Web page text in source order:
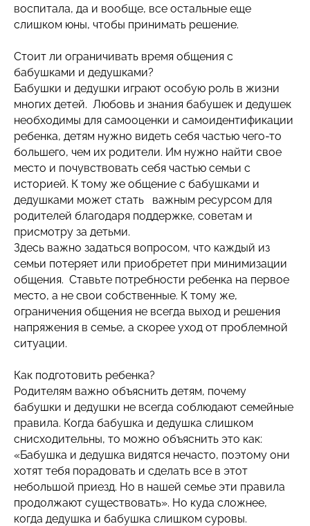
воспитала, да и вообще, все остальные еще
слишком юны, чтобы принимать решение.
Стоит ли ограничивать время общения с
бабушками и дедушками?
Бабушки и дедушки играют особую роль в жизни
многих детей. Любовь и знания бабушек и дедушек
необходимы для самооценки и самоидентификации
ребенка, детям нужно видеть себя частью чего-то
большего, чем их родители. Им нужно найти свое
место и почувствовать себя частью семьи с
историей. К тому же общение с бабушками и
дедушками может стать важным ресурсом для
родителей благодаря поддержке, советам и
присмотру за детьми.
Здесь важно задаться вопросом, что каждый из
семьи потеряет или приобретет при минимизации
общения. Ставьте потребности ребенка на первое
место, а не свои собственные. К тому же,
ограничения общения не всегда выход и решения
напряжения в семье, а скорее уход от проблемной
ситуации.
Как подготовить ребенка?
Родителям важно объяснить детям, почему
бабушки и дедушки не всегда соблюдают семейные
правила. Когда бабушка и дедушка слишком
снисходительны, то можно объяснить это как:
«Бабушка и дедушка видятся нечасто, поэтому они
хотят тебя порадовать и сделать все в этот
небольшой приезд. Но в нашей семье эти правила
продолжают существовать». Но куда сложнее,
когда дедушка и бабушка слишком суровы.